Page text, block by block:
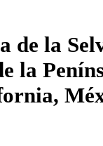
de la
la